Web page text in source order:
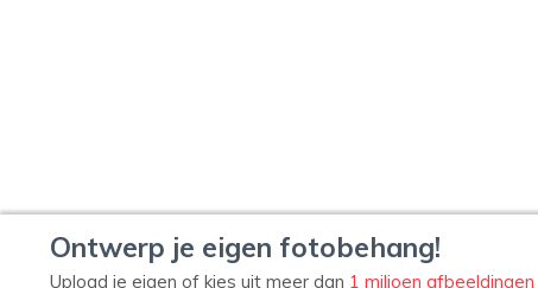
Ontwerp je eigen fotobehang!
Upload je eigen of kies uit meer dan 1 miljoen afbeeldingen